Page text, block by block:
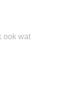
ook wat